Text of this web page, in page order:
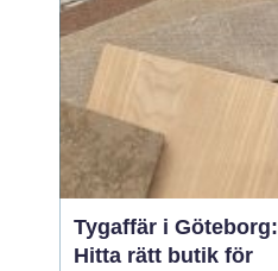
tid. Bland alla alternativ
som finns...
Tygaffär i Göteborg:
Hitta rätt butik för